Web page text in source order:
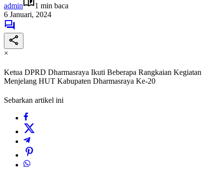
admin
1 min baca
6 Januari, 2024
×
Ketua DPRD Dharmasraya Ikuti Beberapa Rangkaian Kegiatan
Menjelang HUT Kabupaten Dharmasraya Ke-20
Sebarkan artikel ini